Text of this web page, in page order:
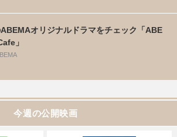
オリジナルドラマをチェック「ABE
」
今週の公開映画